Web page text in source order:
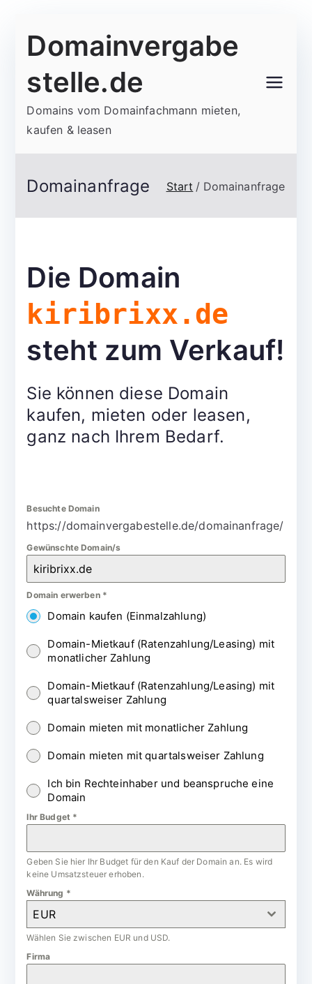
Inhalt
Domainvergabe
stelle.de
Domains vom Domainfachmann mieten,
kaufen & leasen
Domainanfrage Start Domainanfrage
Die Domain
kiribrixx.de
steht zum Verkauf!
Sie können diese Domain
kaufen, mieten oder leasen,
ganz nach Ihrem Bedarf.
Besuchte Domain
https://domainvergabestelle.de/domainanfrage/
Gewünschte Domain/s
Domain erwerben *
Domain kaufen (Einmalzahlung)
Domain-Mietkauf (Ratenzahlung/Leasing) mit
monatlicher Zahlung
Domain-Mietkauf (Ratenzahlung/Leasing) mit
quartalsweiser Zahlung
Domain mieten mit monatlicher Zahlung
Domain mieten mit quartalsweiser Zahlung
Ich bin Rechteinhaber und beanspruche eine
Domain
Ihr Budget *
Geben Sie hier Ihr Budget für den Kauf der Domain an. Es wird
keine Umsatzsteuer erhoben.
Währung *
EUR
Wählen Sie zwischen EUR und USD.
Firma